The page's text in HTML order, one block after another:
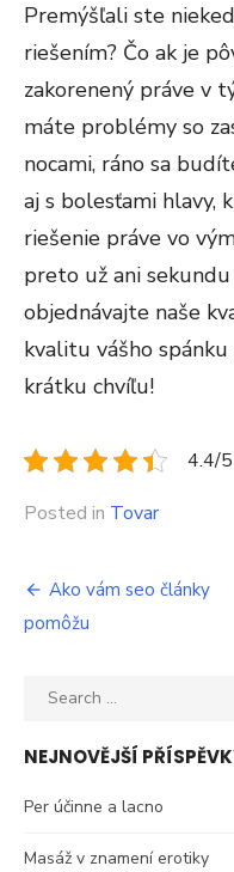
Premýšľali ste
riešením? Čo ak je
zakorenený práve v
máte problémy so
nocami, ráno sa
aj s bolesťami hlavy,
riešenie práve vo
preto už ani
objednávajte naše
kvalitu vášho
krátku chvíľu!
4.4/
Posted in Tovar
Navigace
pro
Ako vám seo články
pomôžu
Search
NEJNOVĚJŠÍ
Per účinne a lacno
Masáž v znamení erotiky